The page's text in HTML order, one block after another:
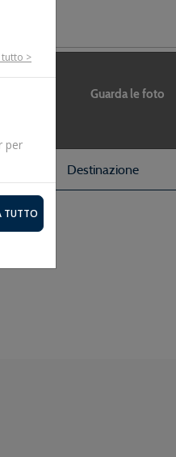
Guarda le foto
Destinazione
tutto >
per
TUTTO